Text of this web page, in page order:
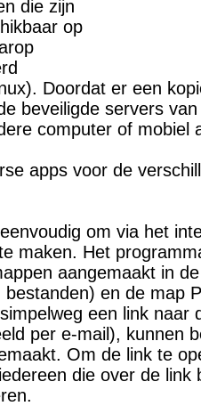
die zijn
op
Doordat er een
beveiligde servers
computer of mobiel
apps voor de
om via het
maken. Het
aangemaakt in
en de map
een link naar
per e-mail), kunnen
Om de link te
die over de link